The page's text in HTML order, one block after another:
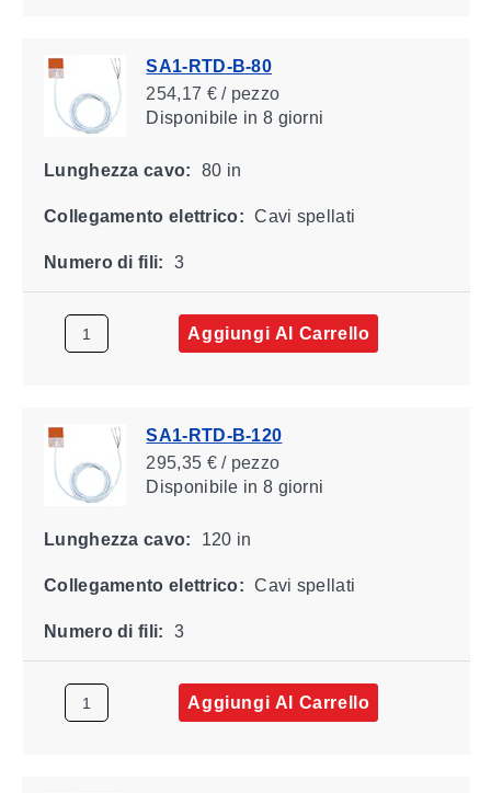
SA1-RTD-B-80
254,17 € / pezzo
Disponibile in 8 giorni
Lunghezza cavo: 80 in
Collegamento elettrico: Cavi spellati
Numero di fili: 3
Aggiungi Al Carrello
SA1-RTD-B-120
295,35 € / pezzo
Disponibile in 8 giorni
Lunghezza cavo: 120 in
Collegamento elettrico: Cavi spellati
Numero di fili: 3
Aggiungi Al Carrello